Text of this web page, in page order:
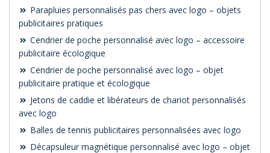
Parapluies personnalisés pas chers avec logo – objets
publicitaires pratiques
Cendrier de poche personnalisé avec logo – accessoire
publicitaire écologique
Cendrier de poche personnalisé avec logo – objet
publicitaire pratique et écologique
Jetons de caddie et libérateurs de chariot personnalisés
avec logo
Balles de tennis publicitaires personnalisées avec logo
Décapsuleur magnétique personnalisé avec logo – objet